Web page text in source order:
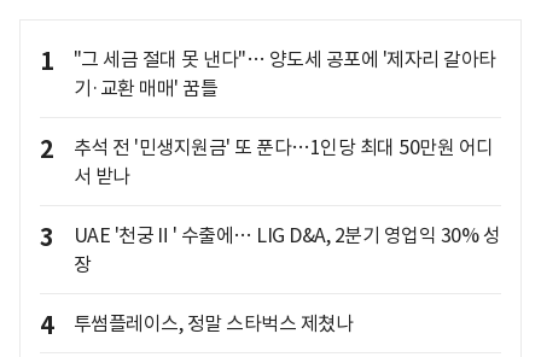
1
"그 세금 절대 못 낸다"… 양도세 공포에 '제자리 갈아타
기·교환 매매' 꿈틀
2
추석 전 '민생지원금' 또 푼다…1인당 최대 50만원 어디
서 받나
3
UAE '천궁Ⅱ' 수출에… LIG D&A, 2분기 영업익 30% 성
장
4 투썸플레이스, 정말 스타벅스 제쳤나